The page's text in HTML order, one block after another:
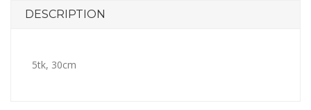
DESCRIPTION
5tk, 30cm